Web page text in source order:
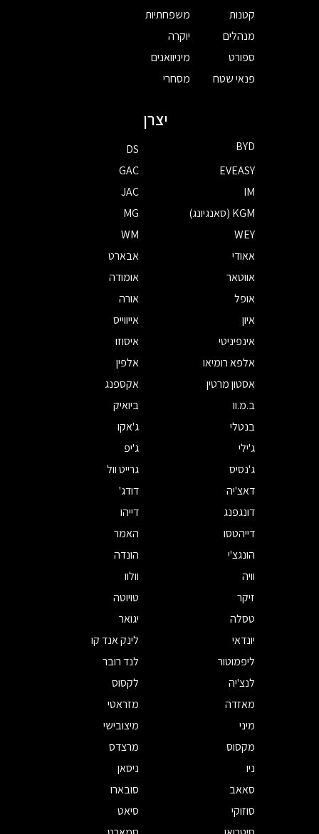
קטנות
מנהלים
ספורט
פנאי שטח
משפחתיות
יוקרה
מיניוואנים
מסחרי
יצרן
BYD
DS
EVEASY
GAC
IM
JAC
KGM (סאנגיונג)
MG
WEY
WM
אאודי
אבארט
אווטאר
אומודה
אופל
אורה
איון
אייווייס
אינפיניטי
איסוזו
אלפא רומיאו
אלפין
אסטון מרטין
אקספנג
ב.מ.וו
ביואיק
בנטלי
ג'אקו
ג'ילי
ג'יפ
ג'נסיס
גרייט וול
דאצ'יה
דודג'
דונגפנג
דייהו
דייהטסו
האמר
הונגצ'י
הונדה
וויה
וולוו
זיקר
טויוטה
טסלה
יגואר
יונדאי
לינק אנד קו
ליפמוטור
לנד רובר
לנצ'יה
לקסוס
מאזדה
מזראטי
מיני
מיצובישי
מקסוס
מרצדס
ניו
ניסאן
סאאב
סובארו
סוזוקי
סיאט